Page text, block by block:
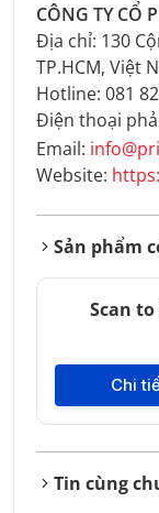
CÔNG TY CỔ
Địa chỉ: 130
TP.HCM, Việt
Hotline: 081
Điện thoại
Email:
Website:
Sản phẩm
Scan
Chi
Tin cùng